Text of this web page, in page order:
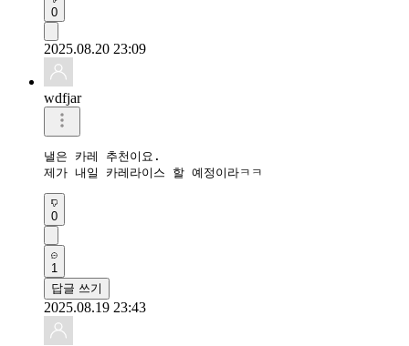
0
2025.08.20 23:09
wdfjar
낼은 카레 추천이요.
제가 내일 카레라이스 할 예정이라ㅋㅋ
0
1
답글 쓰기
2025.08.19 23:43